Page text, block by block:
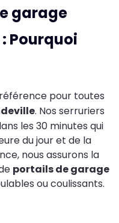
garage
Pourquoi
pour toutes
. Nos serruriers
les 30 minutes qui
du jour et de la
nous assurons la
portails de garage
ou coulissants.